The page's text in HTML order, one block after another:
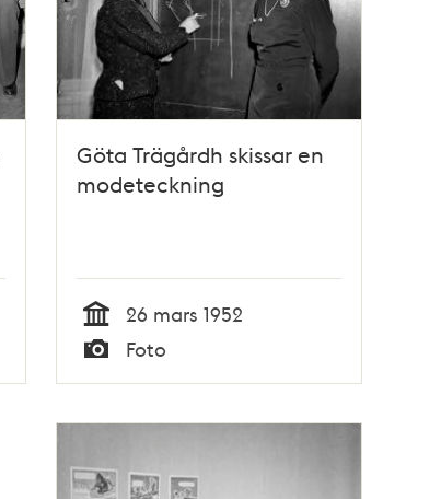
Göta Trägårdh skissar en
modeteckning
Tid
26 mars 1952
Typ
Foto